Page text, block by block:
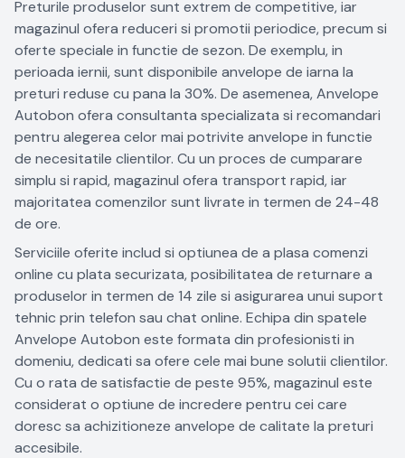
Preturile produselor sunt extrem de competitive, iar
magazinul ofera reduceri si promotii periodice, precum si
oferte speciale in functie de sezon. De exemplu, in
perioada iernii, sunt disponibile anvelope de iarna la
preturi reduse cu pana la 30%. De asemenea, Anvelope
Autobon ofera consultanta specializata si recomandari
pentru alegerea celor mai potrivite anvelope in functie
de necesitatile clientilor. Cu un proces de cumparare
simplu si rapid, magazinul ofera transport rapid, iar
majoritatea comenzilor sunt livrate in termen de 24-48
de ore.
Serviciile oferite includ si optiunea de a plasa comenzi
online cu plata securizata, posibilitatea de returnare a
produselor in termen de 14 zile si asigurarea unui suport
tehnic prin telefon sau chat online. Echipa din spatele
Anvelope Autobon este formata din profesionisti in
domeniu, dedicati sa ofere cele mai bune solutii clientilor.
Cu o rata de satisfactie de peste 95%, magazinul este
considerat o optiune de incredere pentru cei care
doresc sa achizitioneze anvelope de calitate la preturi
accesibile.